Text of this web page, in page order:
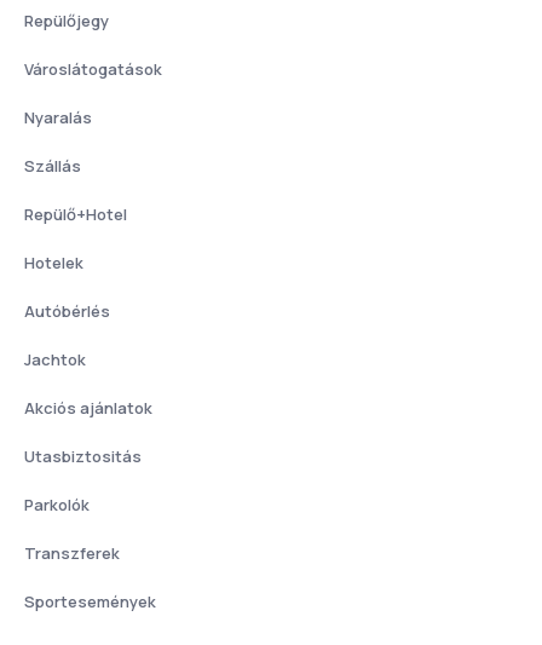
Repülőjegy
Városlátogatások
Nyaralás
Szállás
Repülő+Hotel
Hotelek
Autóbérlés
Jachtok
Akciós ajánlatok
Utasbiztositás
Parkolók
Transzferek
Sportesemények